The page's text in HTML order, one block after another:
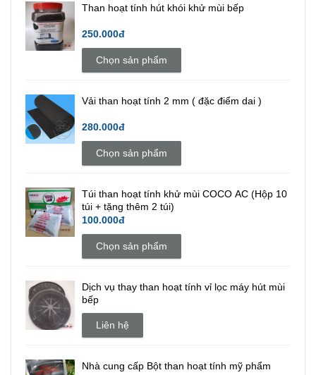
Than hoạt tính hút khói khử mùi bếp
250.000đ
Chọn sản phẩm
Vải than hoạt tính 2 mm ( đặc điểm dai )
280.000đ
Chọn sản phẩm
Túi than hoạt tính khử mùi COCO AC (Hộp 10
túi + tặng thêm 2 túi)
100.000đ
Chọn sản phẩm
Dịch vụ thay than hoạt tính vỉ lọc máy hút mùi
bếp
Liên hệ
Nhà cung cấp Bột than hoạt tính mỹ phẩm